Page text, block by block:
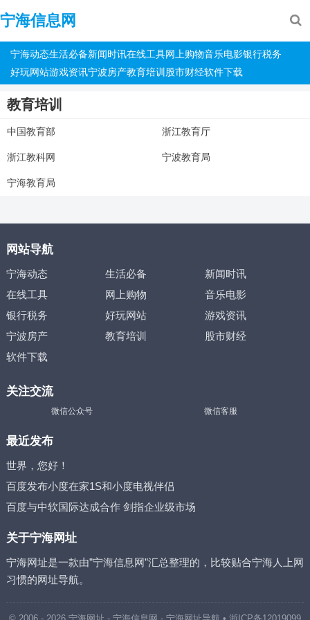
宁海信息网
宁海动态生活必备新闻时讯在线工具网上购物音乐电影银行税务
好玩网站游戏资讯宁波房产教育培训 股市财经软件下载
教育培训
中国教育部 浙江教育厅
浙江教科网 宁波教育局
宁海教育局
网站导航
宁海动态 生活必备
新闻时讯
在线工具
网上购物
音乐电影
银行税务
好玩网站
游戏资讯
宁波房产
教育培训
股市财经
软件下载
关注交流
微信公众号 微信客服
最近发布
世界，您好！
百度发布小度在家1S和小度电视伴侣
百度与中软国际达成合作 剑指企业级市场
关于宁海网址
宁海网址是一款由”宁海信息网”汇总整理的，比较贴合宁海人上网
习惯的网址导航。